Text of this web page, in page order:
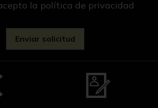
la política de privacidad